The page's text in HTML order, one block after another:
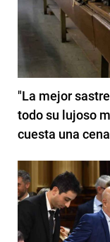
"La mejor
todo su lujoso
cuesta una cena